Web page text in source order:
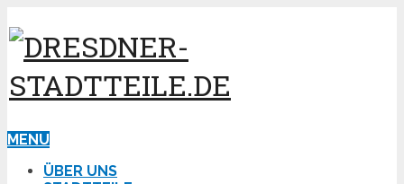
MENU
ÜBER UNS